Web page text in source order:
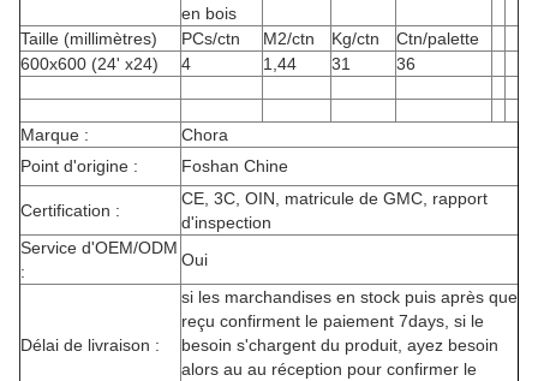
en bois
Taille (millimètres)
PCs/ctn M2/ctn Kg/ctn
Ctn/palette
600x600 (24' x24)
4 1,44 31 36
Marque :
Chora
Point d'origine :
Foshan Chine
Certification :
CE, 3C, OIN, matricule de GMC, rapport
d'inspection
Service d'OEM/ODM
:
Oui
Délai de livraison :
si les marchandises en stock puis après que
reçu confirment le paiement 7days, si le
besoin s'chargent du produit, ayez besoin
alors au au réception pour confirmer le